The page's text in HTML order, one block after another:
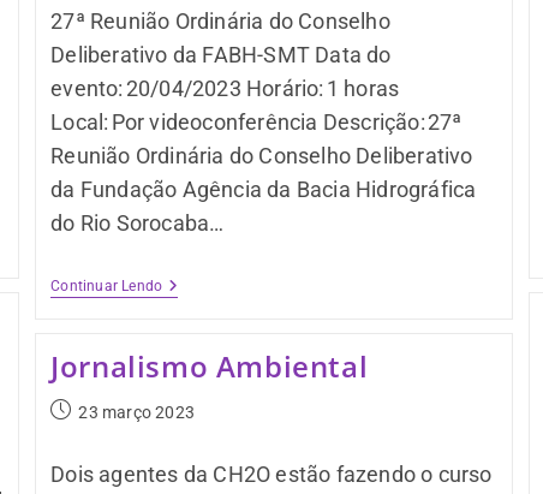
27ª Reunião Ordinária do Conselho
Deliberativo da FABH-SMT Data do
evento: 20/04/2023 Horário: 1 horas
Local: Por videoconferência Descrição: 27ª
Reunião Ordinária do Conselho Deliberativo
da Fundação Agência da Bacia Hidrográfica
do Rio Sorocaba…
Continuar Lendo
Jornalismo Ambiental
23 março 2023
Dois agentes da CH2O estão fazendo o curso